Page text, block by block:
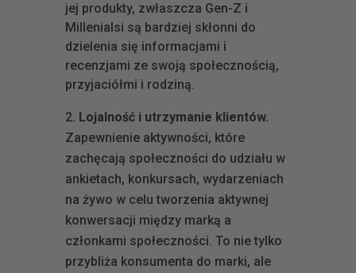
jej produkty, zwłaszcza Gen-Z i
Millenialsi są bardziej skłonni do
dzielenia się informacjami i
recenzjami ze swoją społecznością,
przyjaciółmi i rodziną.
Lojalność i utrzymanie klientów.
Zapewnienie aktywności, które
zachęcają społeczności do udziału w
ankietach, konkursach, wydarzeniach
na żywo w celu tworzenia aktywnej
konwersacji między marką a
członkami społeczności. To nie tylko
przybliża konsumenta do marki, ale